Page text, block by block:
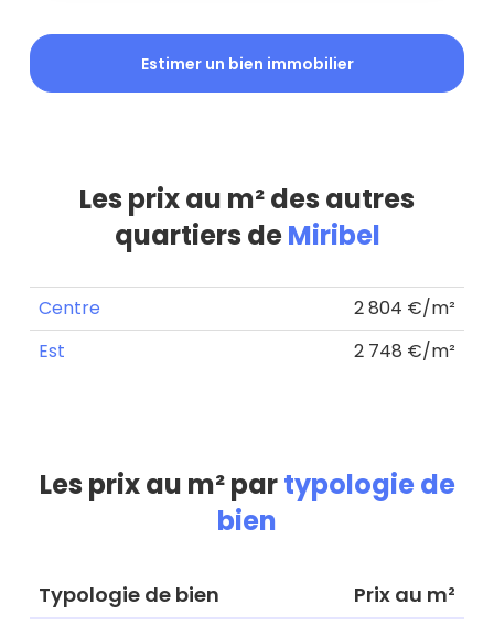
Estimer un bien immobilier
Les prix au m² des autres
quartiers deMiribel
Centre
2 804 €/m²
Est
2 748 €/m²
Les prix au m² partypologie de
bien
Typologie de bien Prix au m²